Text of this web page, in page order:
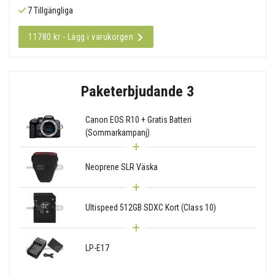
7 Tillgängliga
11780 kr - Lägg i varukorgen
Paketerbjudande 3
Canon EOS R10 + Gratis Batteri
(Sommarkampanj)
Neoprene SLR Väska
Ultispeed 512GB SDXC Kort (Class 10)
LP-E17